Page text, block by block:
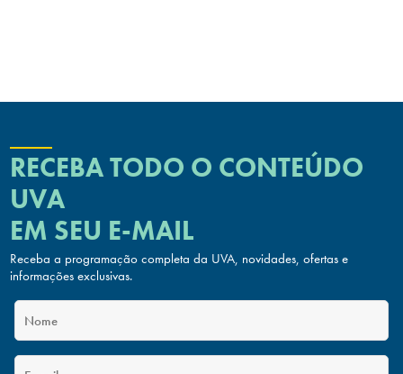
RECEBA TODO O CONTEÚDO
UVA
EM SEU E-MAIL
Receba a programação completa da UVA, novidades, ofertas e
informações exclusivas.